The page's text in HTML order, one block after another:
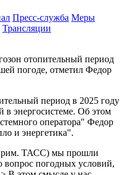
Пресс-служба Меры
Трансляции
отопительный период
погоде, отметил Федор
период в 2025 году
в энергосистеме. Об этом
оператора" Федор
и энергетика".
ТАСС) мы прошли
вопрос погодных условий,